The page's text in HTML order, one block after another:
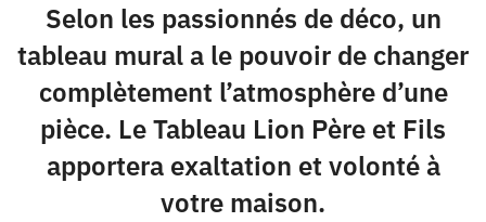
Selon les passionnés de déco, un
tableau mural a le pouvoir de changer
complètement l’atmosphère d’une
pièce. Le Tableau Lion Père et Fils
apportera exaltation et volonté à
votre maison.